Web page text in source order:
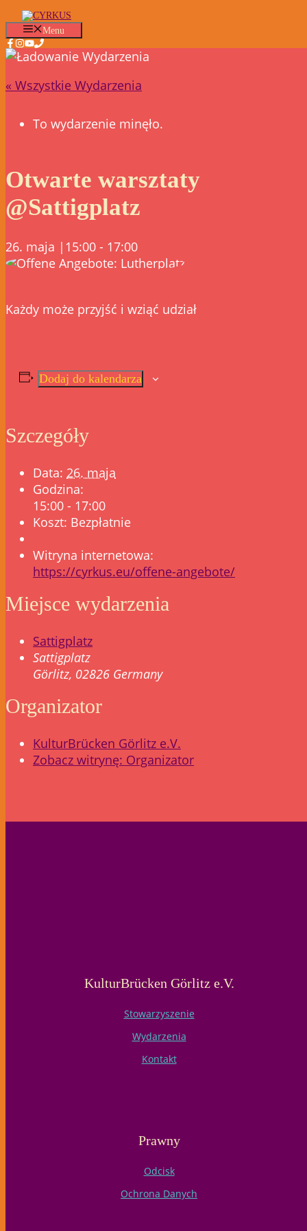
Przejdź
treści
Menu
« Wszystkie Wydarzenia
To wydarzenie minęło.
Otwarte warsztaty
@Sattigplatz
26. maja |15:00 - 17:00
Każdy może przyjść i wziąć udział
Dodaj do kalendarza
Szczegóły
Data: 26. maja
Godzina:
15:00 - 17:00
Koszt: Bezpłatnie
Witryna internetowa:
https://cyrkus.eu/offene-angebote/
Miejsce wydarzenia
Sattigplatz
Sattigplatz
Görlitz, 02826 Germany
Organizator
KulturBrücken Görlitz e.V.
Zobacz witrynę: Organizator
KulturBrücken Görlitz e.V.
Stowarzyszenie
Wydarzenia
Kontakt
Prawny
Odcisk
Ochrona Danych